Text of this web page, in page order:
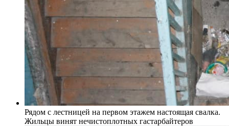
Рядом с лестницей на первом этажем настоящая свалка.
Жильцы винят нечистоплотных гастарбайтеров